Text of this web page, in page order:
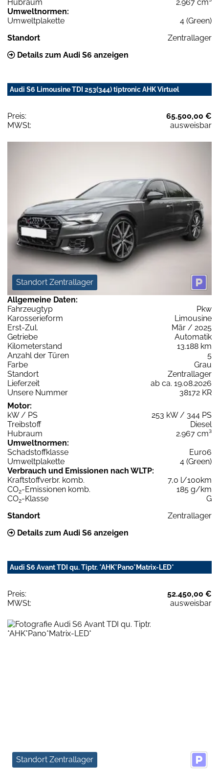
Hubraum
2.967 cm³
Umweltnormen:
Umweltplakette
4 (Green)
Standort
Zentrallager
Details zum Audi S6 anzeigen
Audi S6 Limousine TDI 253(344) tiptronic AHK Virtuel
Preis:
65.500,00 €
MWSt:
ausweisbar
Standort Zentrallager
Allgemeine Daten:
Fahrzeugtyp
Pkw
Karosserieform
Limousine
Erst-Zul.
Mär / 2025
Getriebe
Automatik
Kilometerstand
13.188 km
Anzahl der Türen
5
Farbe
Grau
Standort
Zentrallager
Lieferzeit
ab ca. 19.08.2026
Unsere Nummer
38172 KR
Motor:
kW / PS
253 kW / 344 PS
Treibstoff
Diesel
Hubraum
2.967 cm³
Umweltnormen:
Schadstoffklasse
Euro6
Umweltplakette
4 (Green)
Verbrauch und Emissionen nach WLTP:
Kraftstoffverbr. komb.
7,0 l/100km
CO2-Emissionen komb.
185 g/km
CO2-Klasse
G
Standort
Zentrallager
Details zum Audi S6 anzeigen
Audi S6 Avant TDI qu. Tiptr. *AHK*Pano*Matrix-LED*
Preis:
52.450,00 €
MWSt:
ausweisbar
Standort Zentrallager